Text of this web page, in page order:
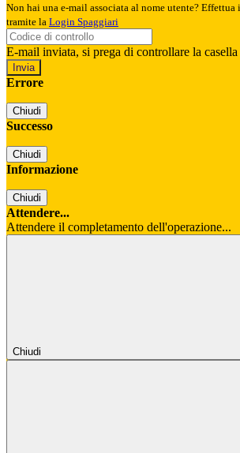
Non hai una e-mail associata al nome utente? Effettua
tramite la Login Spaggiari
E-mail inviata, si prega di controllare la
Errore
Chiudi
Successo
Chiudi
Informazione
Chiudi
Attendere...
Attendere il completamento dell'operazione...
Chiudi